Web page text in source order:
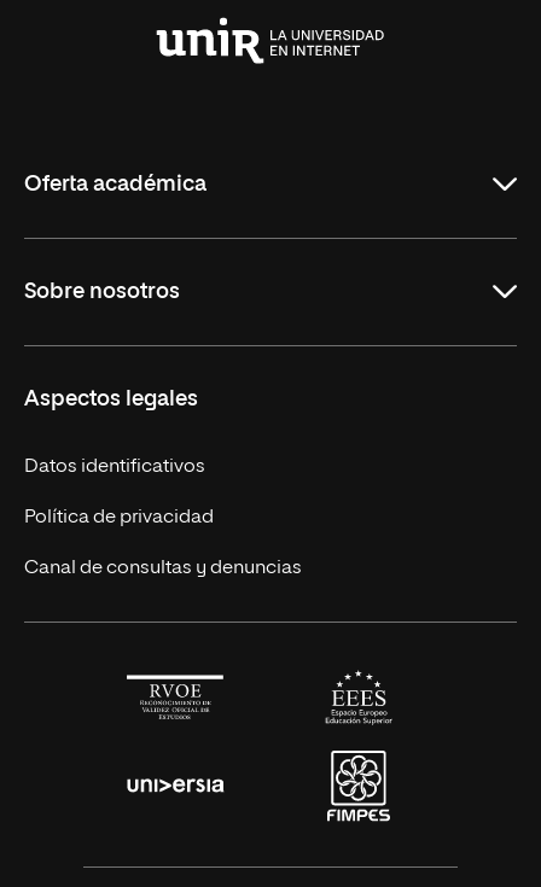
Oferta académica
Licenciaturas en línea
Másteres Europeos
Cursos Europeos
Títulos Americanos
Alianza Newman
Sobre nosotros
Nuestros alumnos
Únete a nosotros
Actualidad
Solicita información
Aspectos legales
Datos identificativos
Política de privacidad
Canal de consultas y denuncias